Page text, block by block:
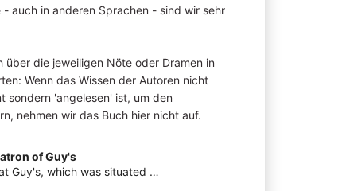
auch in anderen Sprachen - sind wir sehr
die jeweiligen Nöte oder Dramen in
Wenn das Wissen der Autoren nicht
sondern 'angelesen' ist, um den
nehmen wir das Buch hier nicht auf.
of Guy's
Guy's, which was situated …